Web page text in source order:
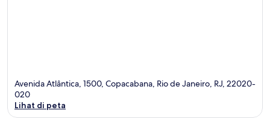
Avenida Atlântica, 1500, Copacabana, Rio de Janeiro, RJ, 22020-
020
Lihat di peta